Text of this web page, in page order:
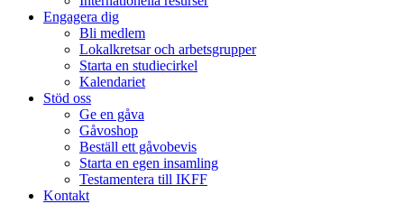
Engagera dig
Bli medlem
Lokalkretsar och arbetsgrupper
Starta en studiecirkel
Kalendariet
Stöd oss
Ge en gåva
Gåvoshop
Beställ ett gåvobevis
Starta en egen insamling
Testamentera till IKFF
Kontakt